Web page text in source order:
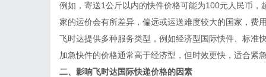
例如，寄送1公斤以内的快件价格可能为100元人民币
家的运价会有所差异，偏远或运送难度较大的国家，费
飞时达提供多种服务类型，例如经济型国际快件、标准
加急快件的价格通常高于经济型，但时效更快，适合紧
二、影响飞时达国际快递价格的因素